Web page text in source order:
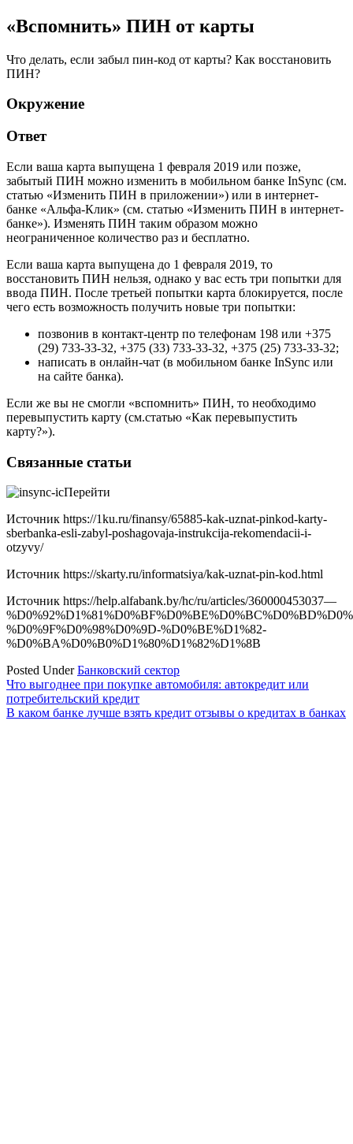
«Вспомнить» ПИН от карты
Что делать, если забыл пин-код от карты? Как восстановить
ПИН?
Окружение
Ответ
Если ваша карта выпущена 1 февраля 2019 или позже,
забытый ПИН можно изменить в мобильном банке InSync (см.
статью «Изменить ПИН в приложении») или в интернет-
банке «Альфа-Клик» (см. статью «Изменить ПИН в интернет-
банке»). Изменять ПИН таким образом можно
неограниченное количество раз и бесплатно.
Если ваша карта выпущена до 1 февраля 2019, то
восстановить ПИН нельзя, однако у вас есть три попытки для
ввода ПИН. После третьей попытки карта блокируется, после
чего есть возможность получить новые три попытки:
позвонив в контакт-центр по телефонам 198 или +375
(29) 733-33-32, +375 (33) 733-33-32, +375 (25) 733-33-32;
написать в онлайн-чат (в мобильном банке InSync или
на сайте банка).
Если же вы не смогли «вспомнить» ПИН, то необходимо
перевыпустить карту (см.статью «Как перевыпустить
карту?»).
Связанные статьи
Перейти
Источник https://1ku.ru/finansy/65885-kak-uznat-pinkod-karty-
sberbanka-esli-zabyl-poshagovaja-instrukcija-rekomendacii-i-
otzyvy/
Источник https://skarty.ru/informatsiya/kak-uznat-pin-kod.html
Источник https://help.alfabank.by/hc/ru/articles/360000453037—
%D0%9F%D0%98%D0%9D-%D0%BE%D1%82-
%D0%BA%D0%B0%D1%80%D1%82%D1%8B
Posted UnderБанковский сектор
Навигация
по
Что выгоднее при покупке автомобиля: автокредит или
потребительский кредит
В каком банке лучше взять кредит отзывы о кредитах в банках